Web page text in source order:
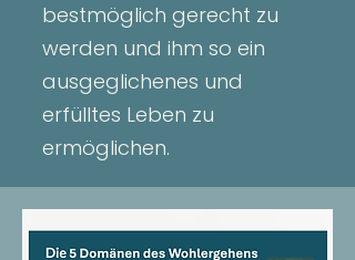
bestmöglich gerecht zu
werden und ihm so ein
ausgeglichenes und
erfülltes Leben zu
ermöglichen.